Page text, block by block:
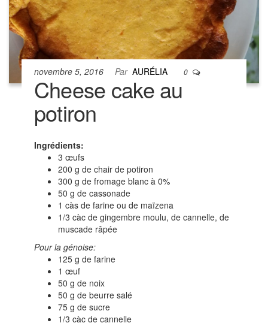
novembre 5, 2016 Par AURÉLIA 0
Cheese cake au
potiron
Ingrédients:
3 œufs
200 g de chair de potiron
300 g de fromage blanc à 0%
50 g de cassonade
1 càs de farine ou de maïzena
1/3 càc de gingembre moulu, de cannelle, de
muscade râpée
Pour la génoise:
125 g de farine
1 œuf
50 g de noix
50 g de beurre salé
75 g de sucre
1/3 càc de cannelle